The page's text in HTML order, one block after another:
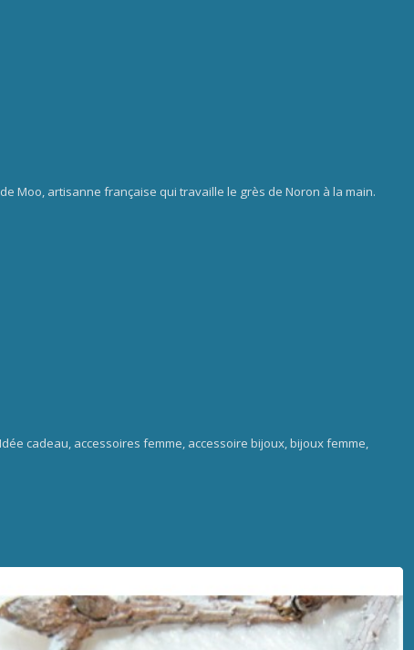
Moo, artisanne française qui travaille le grès de Noron à la main.
cadeau, accessoires femme, accessoire bijoux, bijoux femme,